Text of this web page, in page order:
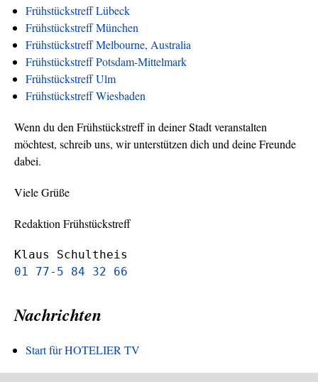
Frühstückstreff Lübeck
Frühstückstreff München
Frühstückstreff Melbourne, Australia
Frühstückstreff Potsdam-Mittelmark
Frühstückstreff Ulm
Frühstückstreff Wiesbaden
Wenn du den Frühstückstreff in deiner Stadt veranstalten
möchtest, schreib uns, wir unterstützen dich und deine Freunde
dabei.
Viele Grüße
Redaktion Frühstückstreff
Klaus Schultheis
01 77-5 84 32 66
Nachrichten
Start für HOTELIER TV